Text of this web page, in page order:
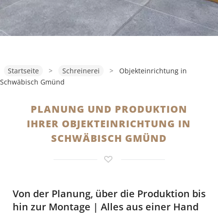
Startseite > Schreinerei >
Objekteinrichtung in
Schwäbisch Gmünd
PLANUNG UND PRODUKTION
IHRER OBJEKTEINRICHTUNG IN
SCHWÄBISCH GMÜND
Von der Planung, über die Produktion bis
hin zur Montage | Alles aus einer Hand